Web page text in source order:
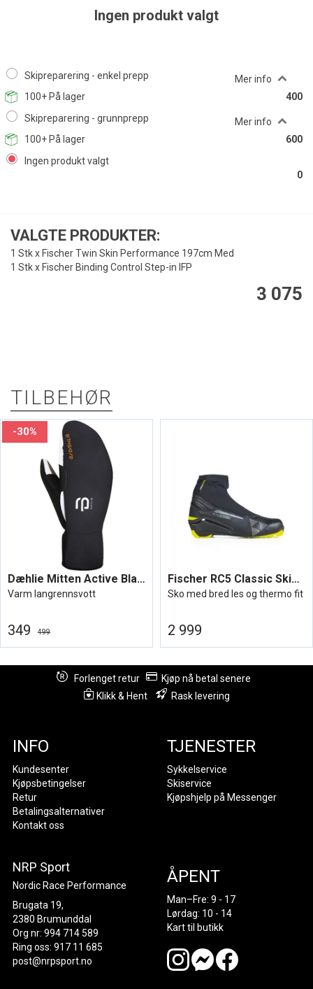
Ingen produkt valgt
Skipreparering - enkel prepp
Mer info
100+ På lager
400
Skipreparering - grunnprepp
Mer info
100+ På lager
600
Ingen produkt valgt
0
VALGTE PRODUKTER:
1 Stk x Fischer Twin Skin Performance 197cm Med
1 Stk x Fischer Binding Control Step-in IFP
3 075
TILBEHØR
30%
Dæhlie Mitten Active Black/snow white
Varm langrennsvott
349 499
Fischer RC5 Classic Skisko
Sko med bred les og thermo fit
2 999
Forlenget retur
Kjøp nå betal senere
Klikk & Hent
Rask levering
INFO
Kundesenter
Kjøpsbetingelser
Retur
Betalingsalternativer
Kontakt oss
TJENESTER
Sykkelservice
Skiservice
Kjøpshjelp på Messenger
NRP Sport
Nordic Race Performance
Brugata 19,
2380 Brumunddal
Org nr: 994 714 589
Ring oss: 917 11 685
post@nrpsport.no
ÅPENT
Man–Fre: 9 - 17
Lørdag: 10 - 14
Kart til butikk